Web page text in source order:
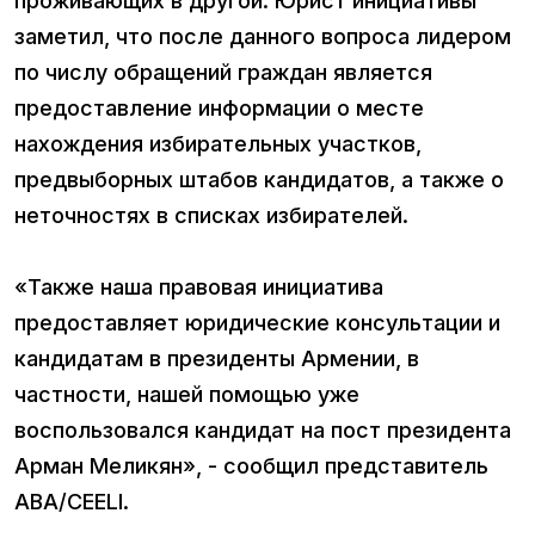
заметил, что после данного вопроса лидером
по числу обращений граждан является
предоставление информации о месте
нахождения избирательных участков,
предвыборных штабов кандидатов, а также о
неточностях в списках избирателей.
«Также наша правовая инициатива
предоставляет юридические консультации и
кандидатам в президенты Армении, в
частности, нашей помощью уже
воспользовался кандидат на пост президента
Арман Меликян», - сообщил представитель
ABA/CEELI.